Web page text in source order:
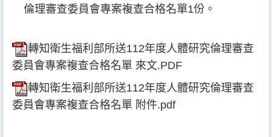
倫理審查委員會專案複查合格名單1份。
轉知衛生福利部所送112年度人體研究倫理審查
委員會專案複查合格名單 來文.PDF
轉知衛生福利部所送112年度人體研究倫理審查
委員會專案複查合格名單 附件.pdf